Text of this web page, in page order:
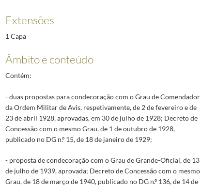
Extensões
1 Capa
Âmbito e conteúdo
Contém:
- duas propostas para condecoração com o Grau de Comendador
da Ordem Militar de Avis, respetivamente, de 2 de fevereiro e de
23 de abril 1928, aprovadas, em 30 de julho de 1928; Decreto de
Concessão com o mesmo Grau, de 1 de outubro de 1928,
publicado no DG n.º 15, de 18 de janeiro de 1929;
- proposta de condecoração com o Grau de Grande-Oficial, de 13
de julho de 1939, aprovada; Decreto de Concessão com o mesmo
Grau, de 18 de março de 1940, publicado no DG n.º 136, de 14 de